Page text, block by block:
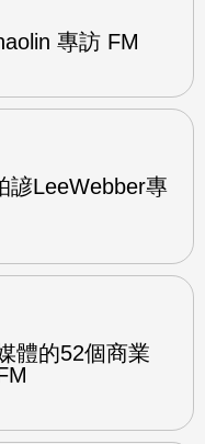
專訪 FM
諺LeeWebber專
體的52個商業